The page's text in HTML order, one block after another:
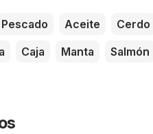
Pescado Aceite
Cerdo
Caja Manta
Salmón